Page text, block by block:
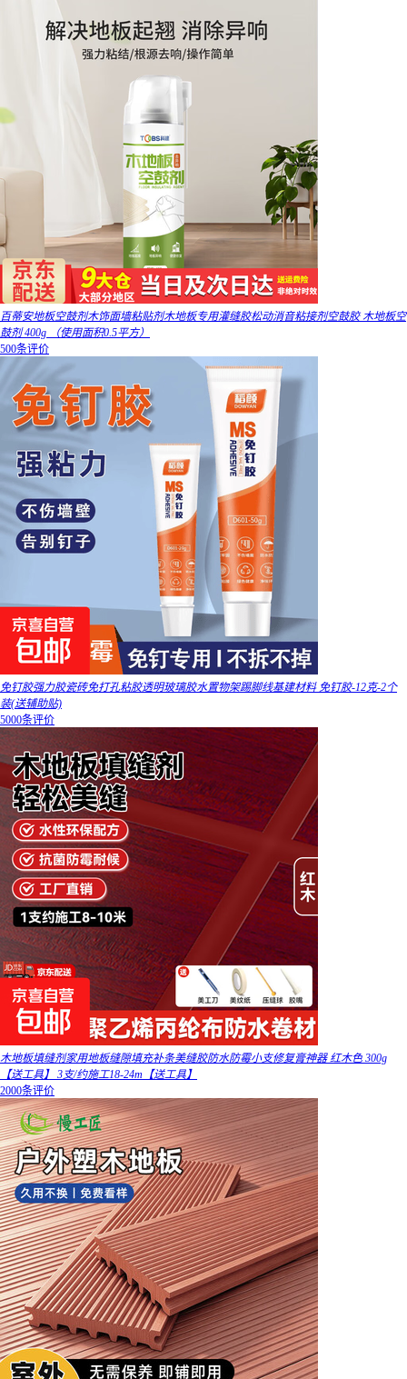
百蒂安地板空鼓剂木饰面墙粘贴剂木地板专用灌缝胶松动消音粘接剂空鼓胶 木地板空
鼓剂 400g （使用面积0.5平方）
500条评价
免钉胶强力胶瓷砖免打孔粘胶透明玻璃胶水置物架踢脚线基建材料 免钉胶-12克-2个
装(送辅助贴)
5000条评价
木地板填缝剂家用地板缝隙填充补条美缝胶防水防霉小支修复膏神器 红木色 300g
【送工具】 3支/约施工18-24m【送工具】
2000条评价